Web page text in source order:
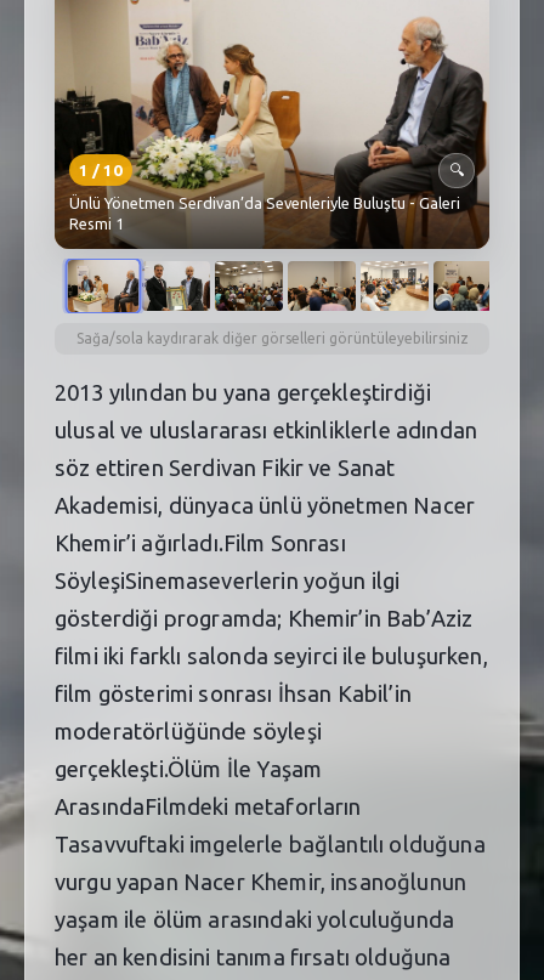
1 /10
🔍
Ünlü Yönetmen Serdivan’da Sevenleriyle Buluştu - Galeri
Resmi 1
Sağa/sola kaydırarak diğer görselleri görüntüleyebilirsiniz
2013 yılından bu yana gerçekleştirdiği
ulusal ve uluslararası etkinliklerle adından
söz ettiren Serdivan Fikir ve Sanat
Akademisi, dünyaca ünlü yönetmen Nacer
Khemir’i ağırladı.Film Sonrası
SöyleşiSinemaseverlerin yoğun ilgi
gösterdiği programda; Khemir’in Bab’Aziz
filmi iki farklı salonda seyirci ile buluşurken,
film gösterimi sonrası İhsan Kabil’in
moderatörlüğünde söyleşi
gerçekleşti.Ölüm İle Yaşam
ArasındaFilmdeki metaforların
Tasavvuftaki imgelerle bağlantılı olduğuna
vurgu yapan Nacer Khemir, insanoğlunun
yaşam ile ölüm arasındaki yolculuğunda
her an kendisini tanıma fırsatı olduğuna
E NÖBETÇI ECZANELER
SABSIS - AFET
TRAFIKPARK
PARKLAR
PAZAR YERLERI
ATIK YÖNETIM
PLANETARYUM